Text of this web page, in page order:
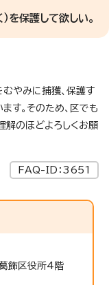
を保護して欲しい。
むやみに捕獲、保護す
す。そのため、区でも
解のほどよろしくお願
FAQ-ID：3651
飾区役所4階